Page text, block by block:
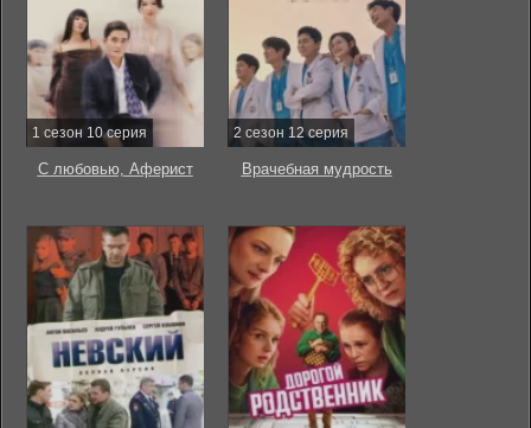
1 сезон 10 серия
С любовью, Аферист
2 сезон 12 серия
Врачебная мудрость